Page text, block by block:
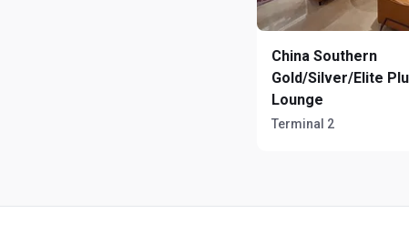
China Southern
Gold/Silver/Elite
Lounge
Terminal 2